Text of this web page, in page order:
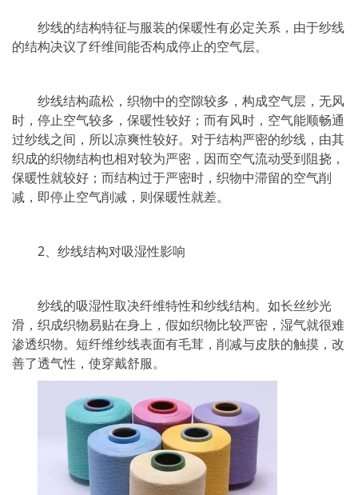
纱线的结构特征与服装的保暖性有必定关系，由于纱线
的结构决议了纤维间能否构成停止的空气层。
纱线结构疏松，织物中的空隙较多，构成空气层，无风
时，停止空气较多，保暖性较好；而有风时，空气能顺畅通
过纱线之间，所以凉爽性较好。对于结构严密的纱线，由其
织成的织物结构也相对较为严密，因而空气流动受到阻挠，
保暖性就较好；而结构过于严密时，织物中滞留的空气削
减，即停止空气削减，则保暖性就差。
2、纱线结构对吸湿性影响
纱线的吸湿性取决纤维特性和纱线结构。如长丝纱光
滑，织成织物易贴在身上，假如织物比较严密，湿气就很难
渗透织物。短纤维纱线表面有毛茸，削减与皮肤的触摸，改
善了透气性，使穿戴舒服。